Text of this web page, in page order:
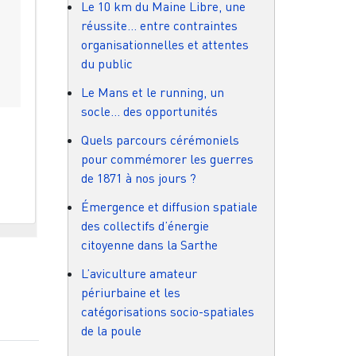
Le 10 km du Maine Libre, une
réussite… entre contraintes
organisationnelles et attentes
du public
Le Mans et le running, un
socle… des opportunités
Quels parcours cérémoniels
pour commémorer les guerres
de 1871 à nos jours ?
Émergence et diffusion spatiale
des collectifs d’énergie
citoyenne dans la Sarthe
L’aviculture amateur
périurbaine et les
catégorisations socio-spatiales
de la poule